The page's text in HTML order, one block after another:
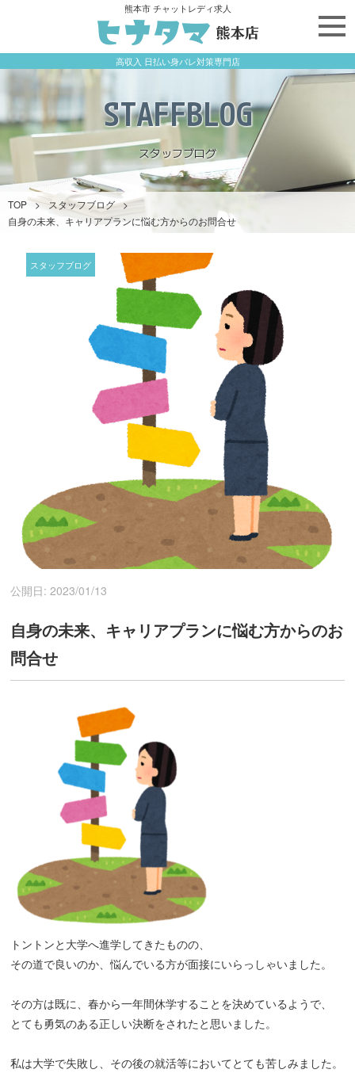
熊本市 チャットレディ求人
高収入 日払い身バレ対策専門店
STAFFBLOG
スタッフブログ
TOP > スタッフブログ >
自身の未来、キャリアプランに悩む方からのお問合せ
スタッフブログ
公開日: 2023/01/13
自身の未来、キャリアプランに悩む方からのお
問合せ
トントンと大学へ進学してきたものの、
その道で良いのか、悩んでいる方が面接にいらっしゃいました。
その方は既に、春から一年間休学することを決めているようで、
とても勇気のある正しい決断をされたと思いました。
私は大学で失敗し、その後の就活等においてとても苦しみました。